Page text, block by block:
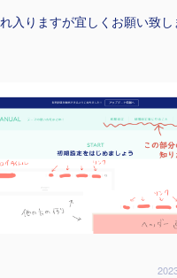
入りますが宜しくお願い致し